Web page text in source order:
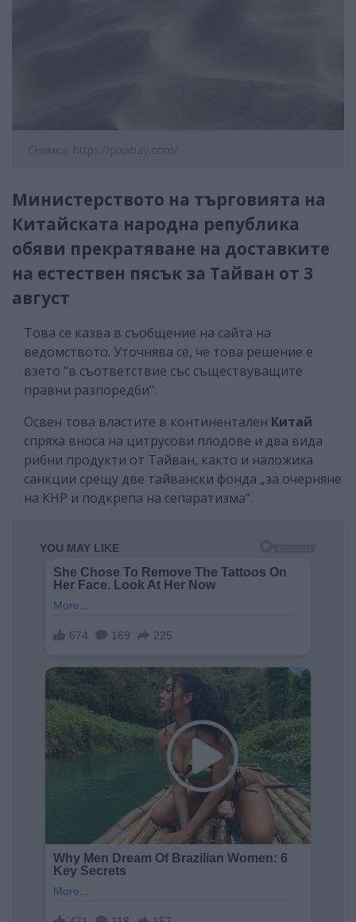
Снимка: https://pixabay.com/
Министерството на търговията на
Китайската народна република
обяви прекратяване на доставките
на естествен пясък за Тайван от 3
август
Това се казва в съобщение на сайта на
ведомството. Уточнява се, че това решение е
взето "в съответствие със съществуващите
правни разпоредби".
Освен това властите в континентален Китай
спряха вноса на цитрусови плодове и два вида
рибни продукти от Тайван, както и наложиха
санкции срещу две тайвански фонда „за очерняне
на КНР и подкрепа на сепаратизма“.